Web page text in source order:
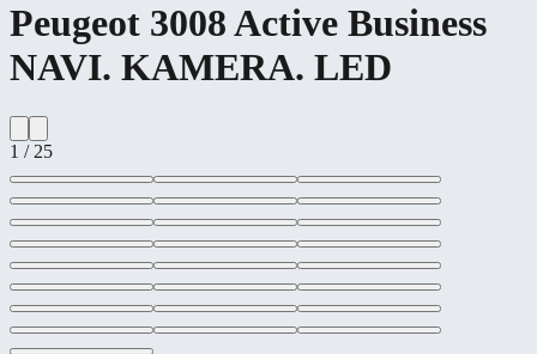
Peugeot 3008 Active Business
NAVI. KAMERA. LED
1 / 25